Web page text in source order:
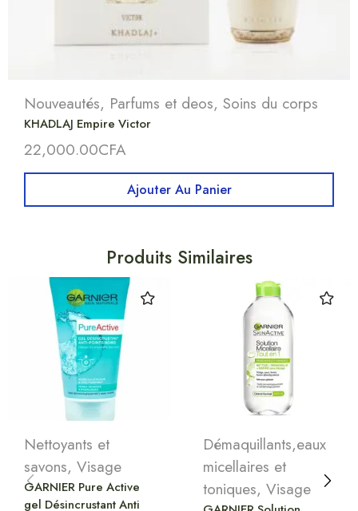
Nouveautés, Parfums et deos, Soins du corps
KHADLAJ Empire Victor
22,000.00CFA
Ajouter Au Panier
Produits Similaires
Nettoyants et
savons, Visage
GARNIER Pure Active
gel Désincrustant Anti
Démaquillants,eaux
micellaires et
toniques, Visage